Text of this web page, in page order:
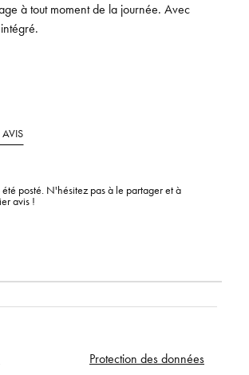
posté. N'hésitez pas à le partager et à
avis !
à tout moment de la journée. Avec
Protection des données